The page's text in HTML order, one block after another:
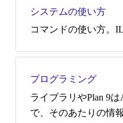
システムの使い方
コマンドの使い方。
プログラミング
ライブラリやPlan 9
で、そのあたりの情報